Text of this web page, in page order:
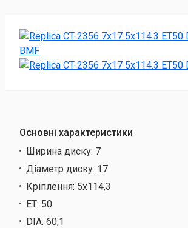
Основні характеристики
Ширина диску: 7
Діаметр диску: 17
Кріплення: 5х114,3
ET: 50
DIA: 60,1